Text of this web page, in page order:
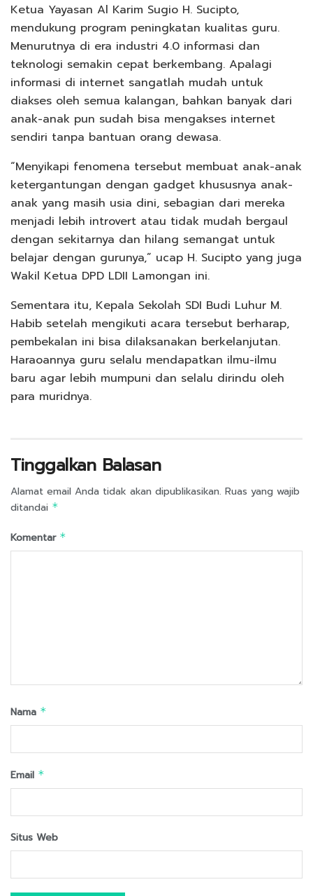
Ketua Yayasan Al Karim Sugio H. Sucipto,
mendukung program peningkatan kualitas guru.
Menurutnya di era industri 4.0 informasi dan
teknologi semakin cepat berkembang. Apalagi
informasi di internet sangatlah mudah untuk
diakses oleh semua kalangan, bahkan banyak dari
anak-anak pun sudah bisa mengakses internet
sendiri tanpa bantuan orang dewasa.
“Menyikapi fenomena tersebut membuat anak-anak
ketergantungan dengan gadget khususnya anak-
anak yang masih usia dini, sebagian dari mereka
menjadi lebih introvert atau tidak mudah bergaul
dengan sekitarnya dan hilang semangat untuk
belajar dengan gurunya,” ucap H. Sucipto yang juga
Wakil Ketua DPD LDII Lamongan ini.
Sementara itu, Kepala Sekolah SDI Budi Luhur M.
Habib setelah mengikuti acara tersebut berharap,
pembekalan ini bisa dilaksanakan berkelanjutan.
Haraoannya guru selalu mendapatkan ilmu-ilmu
baru agar lebih mumpuni dan selalu dirindu oleh
para muridnya.
Tinggalkan Balasan
Alamat email Anda tidak akan dipublikasikan. Ruas yang wajib
ditandai *
Komentar *
Nama *
Email *
Situs Web